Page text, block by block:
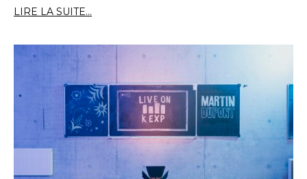
LIRE LA SUITE...